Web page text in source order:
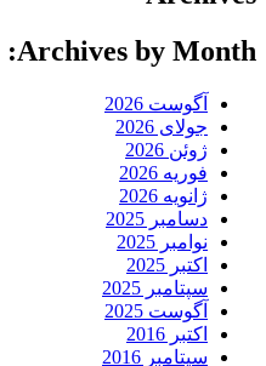
Archives by Month:
آگوست 2026
جولای 2026
ژوئن 2026
فوریه 2026
ژانویه 2026
دسامبر 2025
نوامبر 2025
اکتبر 2025
سپتامبر 2025
آگوست 2025
اکتبر 2016
سپتامبر 2016